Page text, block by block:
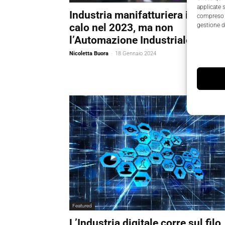
applicate
gestione
Industria manifatturiera in lieve
calo nel 2023, ma non
l’Automazione Industriale
Nicoletta Buora - 18 Gennaio 2024
Featured